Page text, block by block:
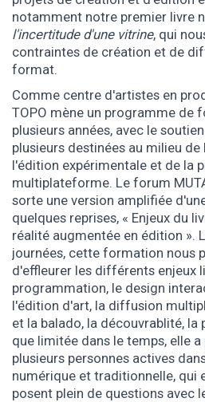
notamment notre premier livre
l'incertitude d'une vitrine, qui
contraintes de création et de
format.
Comme centre d'artistes en
TOPO mène un programme de
plusieurs années, avec le
plusieurs destinées au milieu
l'édition expérimentale et de la
multiplateforme. Le forum
sorte une version amplifiée
quelques reprises, « Enjeux du
réalité augmentée en édition ».
journées, cette formation nous
d'effleurer les différents enjeux
programmation, le design
l'édition d'art, la diffusion
et la balado, la découvrablité, la
que limitée dans le temps, elle
plusieurs personnes actives
numérique et traditionnelle, qui
posent plein de questions avec